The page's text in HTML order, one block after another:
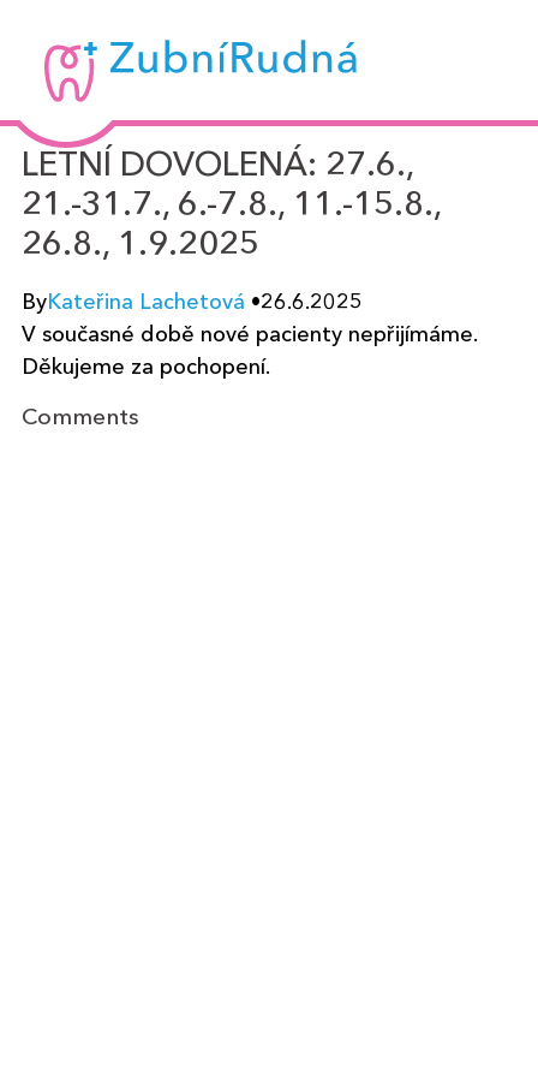
Zubní
Rudná
-
MUDr.
Kateřina
Lachetová
LETNÍ DOVOLENÁ: 27.6.,
21.-31.7., 6.-7.8., 11.-15.8.,
26.8., 1.9.2025
ByKateřina Lachetová •26.6.2025
V současné době nové pacienty nepřijímáme.
Děkujeme za pochopení.
Comments